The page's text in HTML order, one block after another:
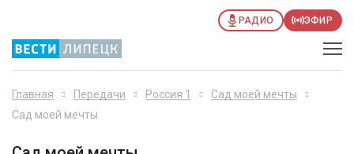
РАДИО ЭФИР
Главная Передачи Россия 1
Сад моей мечты
Сад моей мечты